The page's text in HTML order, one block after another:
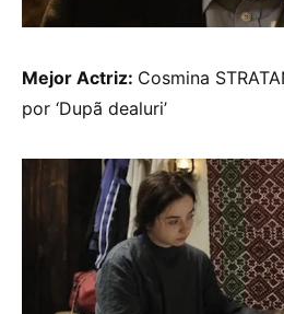
Mejor Actriz: Cosmina
por ‘Dupã dealuri’